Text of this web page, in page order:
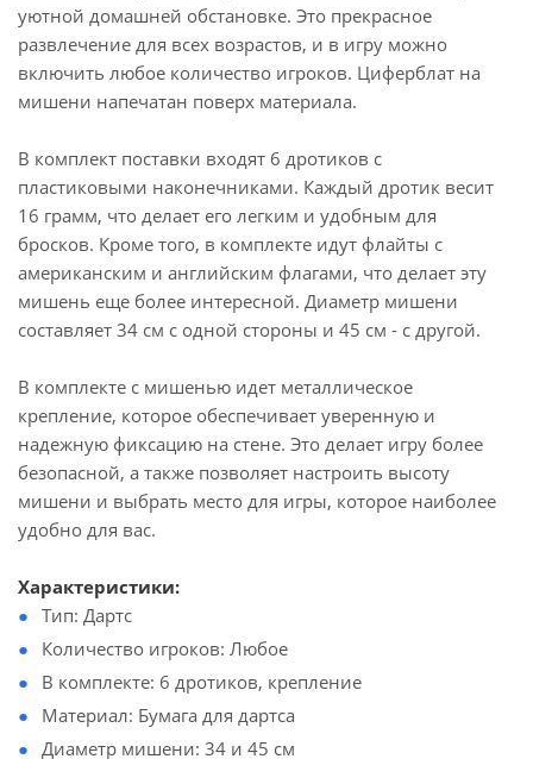
уютной домашней обстановке. Это прекрасное
развлечение для всех возрастов, и в игру можно
включить любое количество игроков. Циферблат на
мишени напечатан поверх материала.
В комплект поставки входят 6 дротиков с
пластиковыми наконечниками. Каждый дротик весит
16 грамм, что делает его легким и удобным для
бросков. Кроме того, в комплекте идут флайты с
американским и английским флагами, что делает эту
мишень еще более интересной. Диаметр мишени
составляет 34 см с одной стороны и 45 см - с другой.
В комплекте с мишенью идет металлическое
крепление, которое обеспечивает уверенную и
надежную фиксацию на стене. Это делает игру более
безопасной, а также позволяет настроить высоту
мишени и выбрать место для игры, которое наиболее
удобно для вас.
Характеристики:
Тип: Дартс
Количество игроков: Любое
В комплекте: 6 дротиков, крепление
Материал: Бумага для дартса
Диаметр мишени: 34 и 45 см